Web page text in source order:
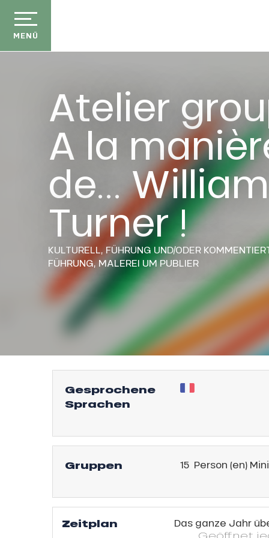
contenu
principal
MENÜ
Atelier
A la
de... William
Turner !
KULTURELL,FÜHRUNG UND/ODER
FÜHRUNG,MALEREI UM PUBLIER
Gesprochene
Sprachen
Gruppen 15 Person (en) Mini
Zeitplan
Das ganze Jahr
Geöffnet